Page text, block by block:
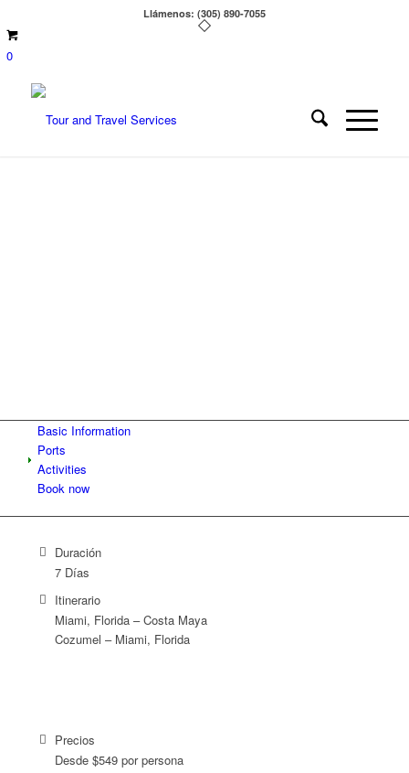
Llámenos: (305) 890-7055
0
Basic Information
Ports
Activities
Book now
Duración
7 Días
Itinerario
Miami, Florida – Costa Maya
Cozumel – Miami, Florida
Precios
Desde $549 por persona